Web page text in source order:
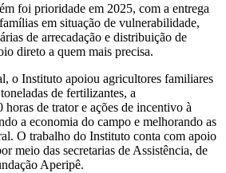
foi prioridade em 2025, com a entrega
em situação de vulnerabilidade,
de arrecadação e distribuição de
direto a quem mais precisa.
o Instituto apoiou agricultores familiares
de fertilizantes, a
de trator e ações de incentivo à
a economia do campo e melhorando as
O trabalho do Instituto conta com apoio
meio das secretarias de Assistência, de
Aperipê.